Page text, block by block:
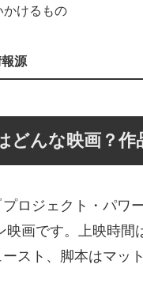
かけるもの
源
どんな映画？作
ロジェクト・パワ
画です。上映時
スト、脚本はマッ